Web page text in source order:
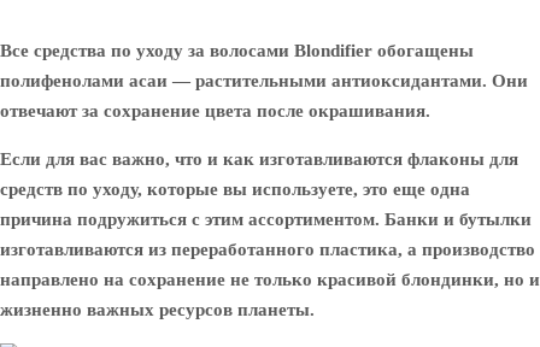
Все средства по уходу за волосами Blondifier обогащены
полифенолами асаи — растительными антиоксидантами. Они
отвечают за сохранение цвета после окрашивания.
Если для вас важно, что и как изготавливаются флаконы для
средств по уходу, которые вы используете, это еще одна
причина подружиться с этим ассортиментом. Банки и бутылки
изготавливаются из переработанного пластика, а производство
направлено на сохранение не только красивой блондинки, но и
жизненно важных ресурсов планеты.